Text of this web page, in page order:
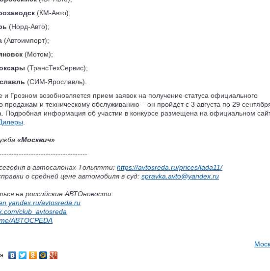
(КМ-Авто);
(Норд-Авто);
(Автоимпорт);
(Мотом);
(ТрансТехСервис);
(СИМ-Ярославль).
и Грозном возобновляется прием заявок на получение статуса официального
продажам и техническому обслуживанию – он пройдет с 3 августа по 29
Подробная информация об участии в конкурсе размещена на официальном
«Москвич»
в автосалонах Тольятти: https://avtosreda.ru/prices/lada11/
о средней цене автомобиля в суд: spravka.avto@yandex.ru
на российские АВТОновости:
avtosreda.ru
club_avtosreda
ABTOCPEDA